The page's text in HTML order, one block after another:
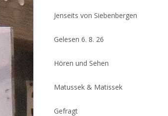
Jenseits von Siebenbergen
Gelesen 6. 8. 26
Hören und Sehen
Matussek & Matissek
Gefragt